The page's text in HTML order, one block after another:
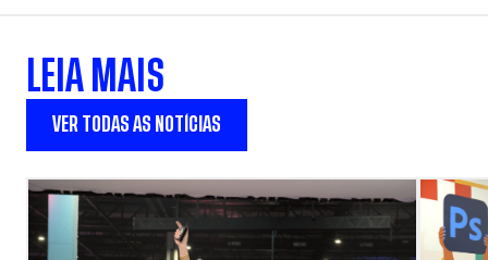
LEIA MAIS
VER TODAS AS NOTÍCIAS